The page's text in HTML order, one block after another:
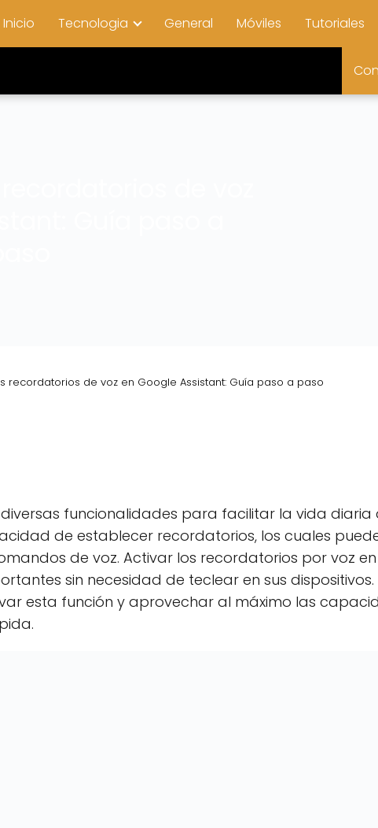
Inicio Tecnologia General Móviles Tutoriales
recordatorios de voz en Google Assistant: Guía paso a paso
p
a
r
t
i
e
n
p
a
r
t
r
e
n
p
a
r
t
i
e
n
funcionalidades para facilitar la vida diaria
de establecer recordatorios, los cuales
de voz. Activar los recordatorios por voz
sin necesidad de teclear en sus dispositivos.
esta función y aprovechar al máximo las